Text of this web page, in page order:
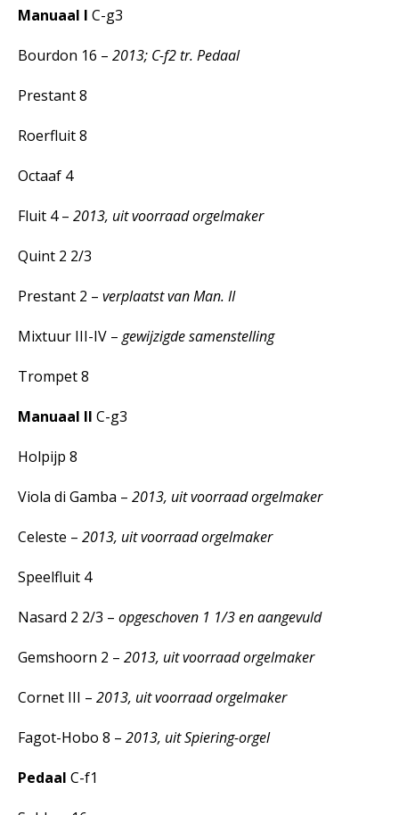
Manuaal I C-g3
Bourdon 16 – 2013; C-f2 tr. Pedaal
Prestant 8
Roerfluit 8
Octaaf 4
Fluit 4 – 2013, uit voorraad orgelmaker
Quint 2 2/3
Prestant 2 – verplaatst van Man. II
Mixtuur III-IV – gewijzigde samenstelling
Trompet 8
Manuaal II C-g3
Holpijp 8
Viola di Gamba – 2013, uit voorraad orgelmaker
Celeste – 2013, uit voorraad orgelmaker
Speelfluit 4
Nasard 2 2/3 – opgeschoven 1 1/3 en aangevuld
Gemshoorn 2 – 2013, uit voorraad orgelmaker
Cornet III – 2013, uit voorraad orgelmaker
Fagot-Hobo 8 – 2013, uit Spiering-orgel
Pedaal C-f1